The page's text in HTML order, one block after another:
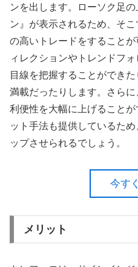
ンを出します。ローソク足
ン』が表示されるため、そ
の高いトレードをすること
ィレクションやトレンドフ
目線を把握することができ
満載だったりします。さら
利便性を大幅に上げること
ット手法も提供しているた
ップさせられるでしょう。
今す
メリット